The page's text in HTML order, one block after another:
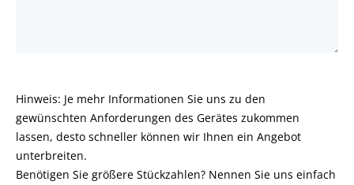
Hinweis: Je mehr Informationen Sie uns zu den
gewünschten Anforderungen des Gerätes zukommen
lassen, desto schneller können wir Ihnen ein Angebot
unterbreiten.
Benötigen Sie größere Stückzahlen? Nennen Sie uns einfach